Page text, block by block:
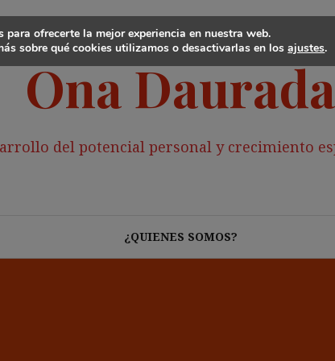
Ona Daurada
del potencial personal y crecimiento
¿QUIENES SOMOS?
para ofrecerte la mejor experiencia en nuestra web.
sobre qué cookies utilizamos o desactivarlas en losajustes.